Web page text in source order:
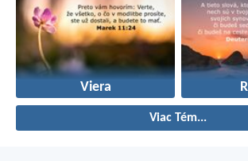
Viera
Viac Tém...